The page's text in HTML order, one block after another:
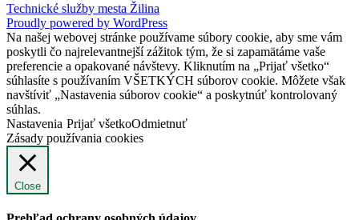
Technické služby mesta Žilina
Proudly powered by WordPress
Na našej webovej stránke používame súbory cookie, aby sme vám
poskytli čo najrelevantnejší zážitok tým, že si zapamätáme vaše
preferencie a opakované návštevy. Kliknutím na „Prijať všetko“
súhlasíte s používaním VŠETKÝCH súborov cookie. Môžete však
navštíviť „Nastavenia súborov cookie“ a poskytnúť kontrolovaný
súhlas.
Nastavenia Prijať všetkoOdmietnuť
Zásady používania cookies
Close